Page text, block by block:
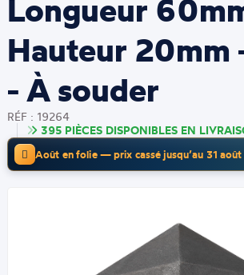
Longueur
Hauteur 20mm
- À souder
RÉF : 19264
395 PIÈCES DISPONIBLES EN
Août en folie — prix cassé jusqu’au 31 août